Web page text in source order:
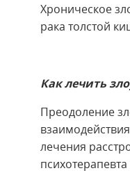
Хроническое
рака толстой
Как лечить
Преодоление
лечения